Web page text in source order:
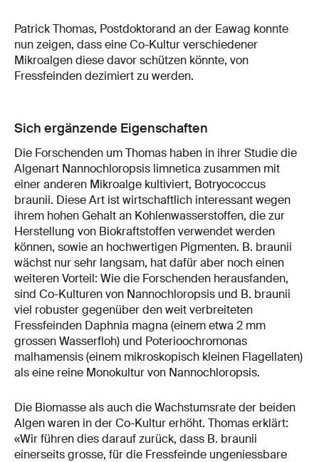
Patrick Thomas, Postdoktorand an der Eawag konnte
nun zeigen, dass eine Co-Kultur verschiedener
Mikroalgen diese davor schützen könnte, von
Fressfeinden dezimiert zu werden.
Sich ergänzende Eigenschaften
Die Forschenden um Thomas haben in ihrer Studie die
Algenart Nannochloropsis limnetica zusammen mit
einer anderen Mikroalge kultiviert, Botryococcus
braunii. Diese Art ist wirtschaftlich interessant wegen
ihrem hohen Gehalt an Kohlenwasserstoffen, die zur
Herstellung von Biokraftstoffen verwendet werden
können, sowie an hochwertigen Pigmenten. B. braunii
wächst nur sehr langsam, hat dafür aber noch einen
weiteren Vorteil: Wie die Forschenden herausfanden,
sind Co-Kulturen von Nannochloropsis und B. braunii
viel robuster gegenüber den weit verbreiteten
Fressfeinden Daphnia magna (einem etwa 2 mm
grossen Wasserfloh) und Poterioochromonas
malhamensis (einem mikroskopisch kleinen Flagellaten)
als eine reine Monokultur von Nannochloropsis.
Die Biomasse als auch die Wachstumsrate der beiden
Algen waren in der Co-Kultur erhöht. Thomas erklärt:
«Wir führen dies darauf zurück, dass B. braunii
einerseits grosse, für die Fressfeinde ungeniessbare